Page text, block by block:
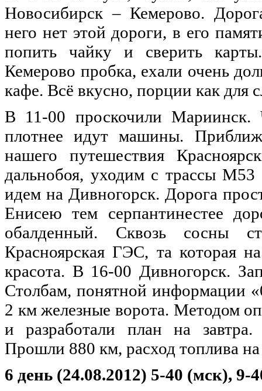
Новосибирск – Кемерово.
него нет этой дороги, в его
попить чайку и сверить
Кемерово пробка, ехали очень
кафе. Всё вкусно, порции как для
В 11-00 проскочили
плотнее идут машины.
нашего путешествия
дальнобоя, уходим с трассы
идем на Дивногорск. Дорога
Енисею тем серпантинестее
обалденный. Сквозь сосны
Красноярская ГЭС, та которая
красота. В 16-00 Дивногорск.
Столбам, понятной информации
2 км железные ворота. Методом
и разработали план на
Прошли 880 км, расход топлива
6 день (24.08.2012) 5-40 (мск), 9-